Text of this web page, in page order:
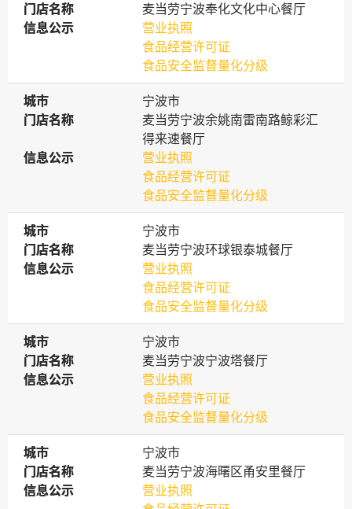
门店名称
门店名称
麦当劳宁波奉化文化中心餐厅
信息公示
信息公示
营业执照
食品经营许可证
食品安全监督量化分级
城市
城市
宁波市
门店名称
门店名称
麦当劳宁波余姚南雷南路鲸彩汇
得来速餐厅
信息公示
信息公示
营业执照
食品经营许可证
食品安全监督量化分级
城市
城市
宁波市
门店名称
门店名称
麦当劳宁波环球银泰城餐厅
信息公示
信息公示
营业执照
食品经营许可证
食品安全监督量化分级
城市
城市
宁波市
门店名称
门店名称
麦当劳宁波宁波塔餐厅
信息公示
信息公示
营业执照
食品经营许可证
食品安全监督量化分级
城市
城市
宁波市
门店名称
门店名称
麦当劳宁波海曙区甬安里餐厅
信息公示
信息公示
营业执照